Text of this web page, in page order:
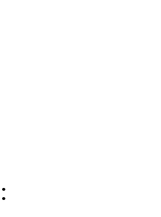
: